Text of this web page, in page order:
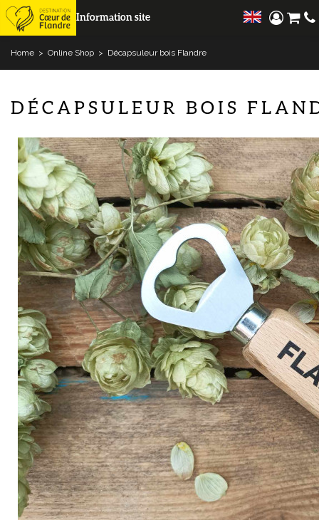
Information site
Home > Online Shop > Décapsuleur bois Flandre
DÉCAPSULEUR BOIS